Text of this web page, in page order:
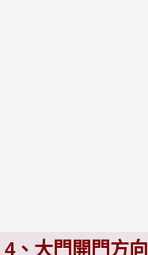
4、大門開門方向